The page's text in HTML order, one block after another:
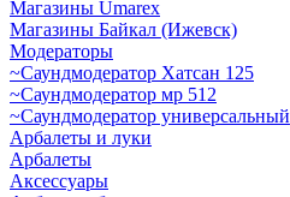
Магазины Umarex
Магазины Байкал (Ижевск)
Модераторы
~Cаундмодератор Хатсан 125
~Саундмодератор мр 512
~Саундмодератор универсальный
Арбалеты и луки
Арбалеты
Аксессуары